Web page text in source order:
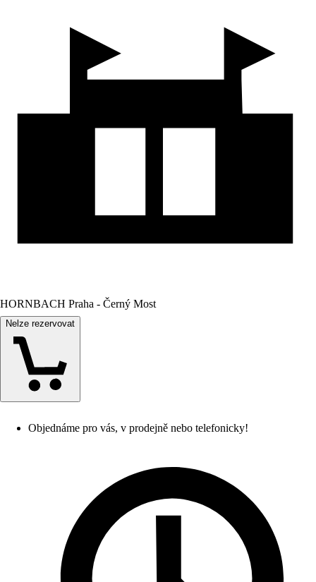
HORNBACH Praha - Černý Most
Nelze rezervovat
Objednáme pro vás, v prodejně nebo telefonicky!